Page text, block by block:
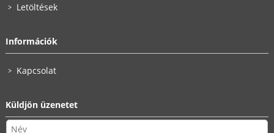
Letöltések
Információk
Kapcsolat
Küldjön üzenetet